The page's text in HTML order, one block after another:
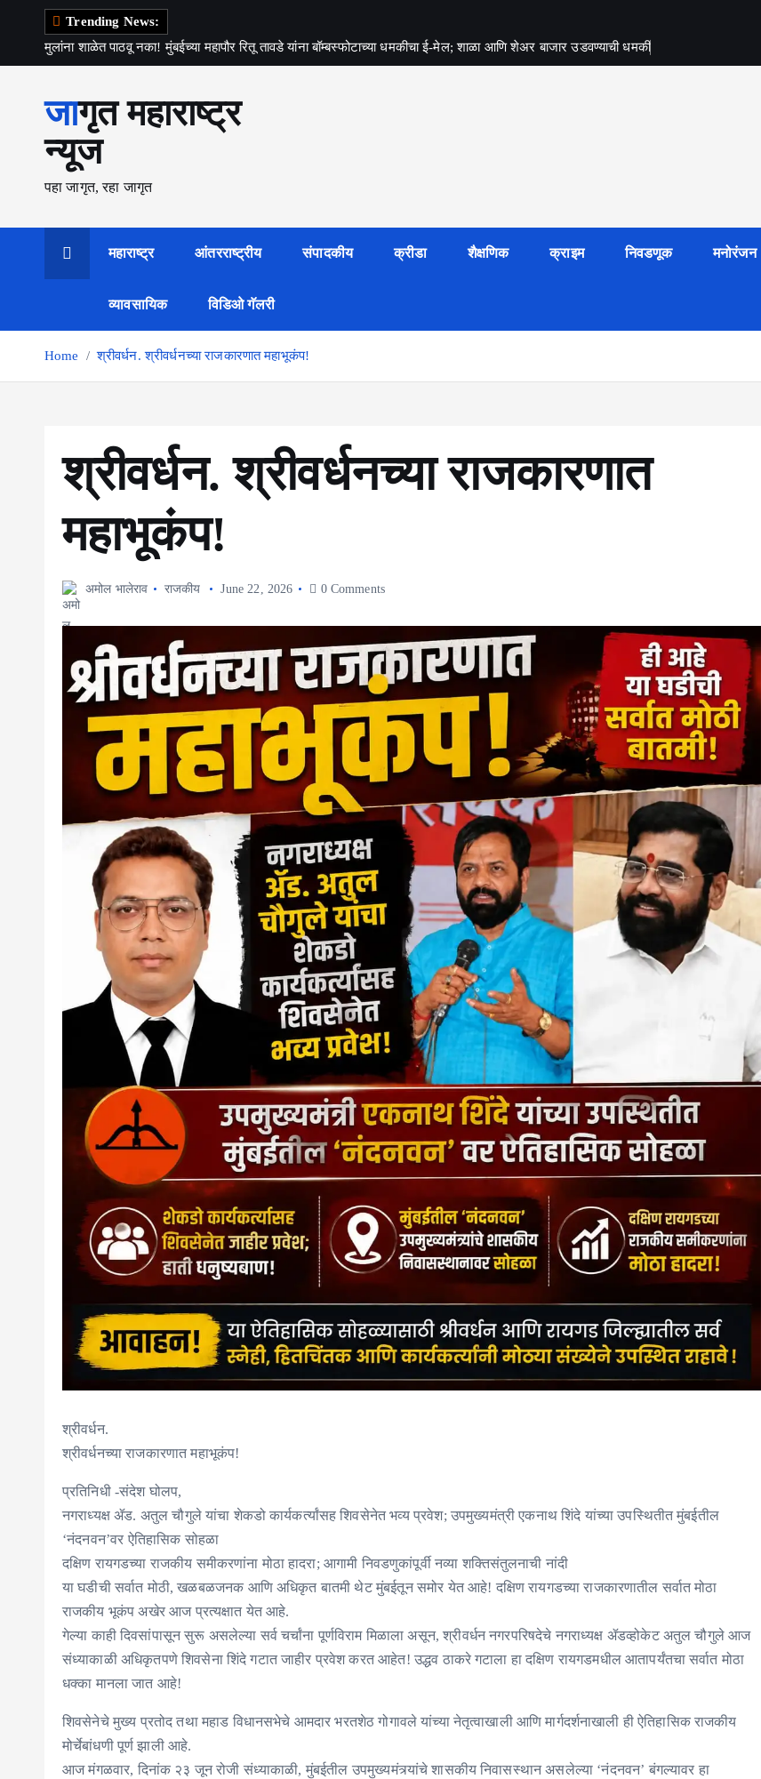
t
Trending News:
मुलांना शाळेत पाठवू नका! मुंबईच्या महापौर रितू तावडे यांना बॉम्बस्फोटाच्या धमकीचा ई-मेल; शाळा आणि शेअर बाजार उडवण्याची धमकी
जागृत महाराष्ट्र
न्यूज
पहा जागृत, रहा जागृत
महाराष्ट्र आंतरराष्ट्रीय संपादकीय क्रीडा शैक्षणिक क्राइम निवडणूक मनोरंजन
व्यावसायिक विडिओ गॅलरी
Home श्रीवर्धन. श्रीवर्धनच्या राजकारणात महाभूकंप!
श्रीवर्धन. श्रीवर्धनच्या राजकारणात
महाभूकंप!
अमोल भालेराव राजकीय June 22, 2026 0 Comments
श्रीवर्धन.
श्रीवर्धनच्या राजकारणात महाभूकंप!
प्रतिनिधी -संदेश घोलप,
नगराध्यक्ष ॲड. अतुल चौगुले यांचा शेकडो कार्यकर्त्यांसह शिवसेनेत भव्य प्रवेश; उपमुख्यमंत्री एकनाथ शिंदे यांच्या उपस्थितीत मुंबईतील
‘नंदनवन’वर ऐतिहासिक सोहळा
दक्षिण रायगडच्या राजकीय समीकरणांना मोठा हादरा; आगामी निवडणुकांपूर्वी नव्या शक्तिसंतुलनाची नांदी
​या घडीची सर्वात मोठी, खळबळजनक आणि अधिकृत बातमी थेट मुंबईतून समोर येत आहे! दक्षिण रायगडच्या राजकारणातील सर्वात मोठा
राजकीय भूकंप अखेर आज प्रत्यक्षात येत आहे.
​गेल्या काही दिवसांपासून सुरू असलेल्या सर्व चर्चांना पूर्णविराम मिळाला असून, श्रीवर्धन नगरपरिषदेचे नगराध्यक्ष ॲडव्होकेट अतुल चौगुले आज
संध्याकाळी अधिकृतपणे शिवसेना शिंदे गटात जाहीर प्रवेश करत आहेत! उद्धव ठाकरे गटाला हा दक्षिण रायगडमधील आतापर्यंतचा सर्वात मोठा
धक्का मानला जात आहे!
शिवसेनेचे मुख्य प्रतोद तथा महाड विधानसभेचे आमदार भरतशेठ गोगावले यांच्या नेतृत्वाखाली आणि मार्गदर्शनाखाली ही ऐतिहासिक राजकीय
मोर्चेबांधणी पूर्ण झाली आहे.
​आज मंगळवार, दिनांक २३ जून रोजी संध्याकाळी, मुंबईतील उपमुख्यमंत्र्यांचे शासकीय निवासस्थान असलेल्या ‘नंदनवन’ बंगल्यावर हा